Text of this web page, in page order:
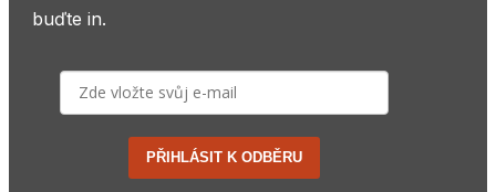
buďte in.
PŘIHLÁSIT K ODBĚRU